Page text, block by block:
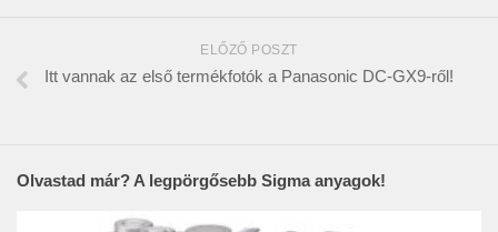
ELŐZŐ POSZT
Itt vannak az első termékfotók a Panasonic DC-GX9-ről!
Olvastad már? A legpörgősebb Sigma anyagok!